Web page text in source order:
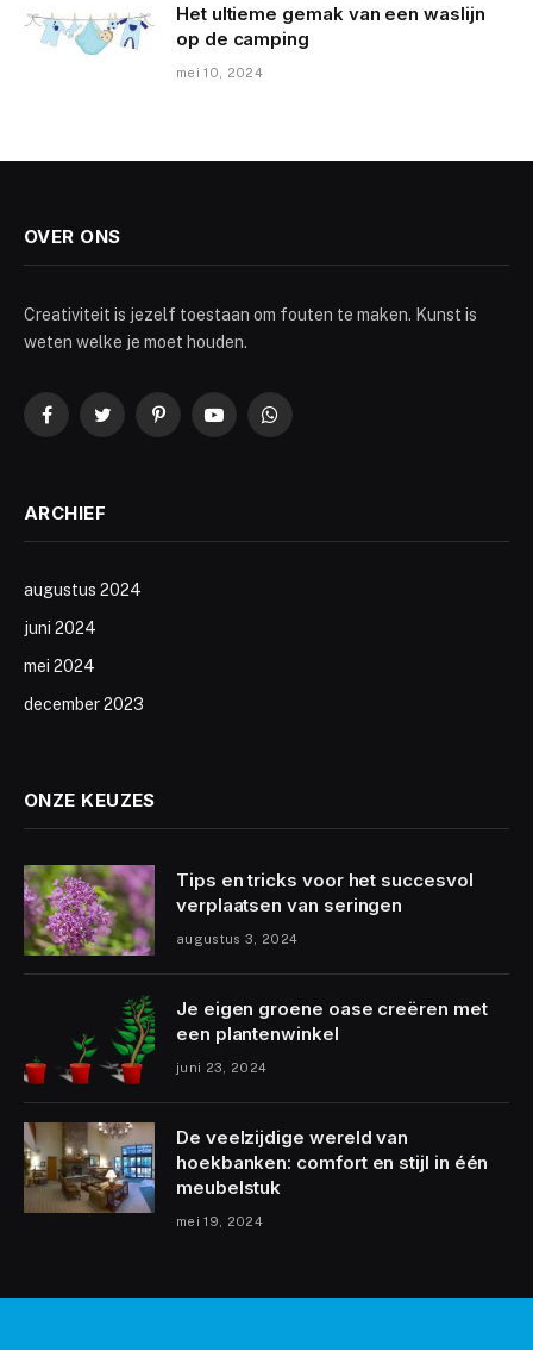
Het ultieme gemak van een waslijn
op de camping
mei 10, 2024
OVER ONS
Creativiteit is jezelf toestaan om fouten te maken. Kunst is
weten welke je moet houden.
FacebookTwitterPinterestYouTubeWhatsApp
ARCHIEF
augustus 2024
juni 2024
mei 2024
december 2023
ONZE KEUZES
Tips en tricks voor het succesvol
verplaatsen van seringen
augustus 3, 2024
Je eigen groene oase creëren met
een plantenwinkel
juni 23, 2024
De veelzijdige wereld van
hoekbanken: comfort en stijl in één
meubelstuk
mei 19, 2024